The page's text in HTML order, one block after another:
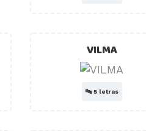
VILMA
🔤5 letras